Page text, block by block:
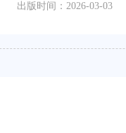
出版时间：2026-03-03